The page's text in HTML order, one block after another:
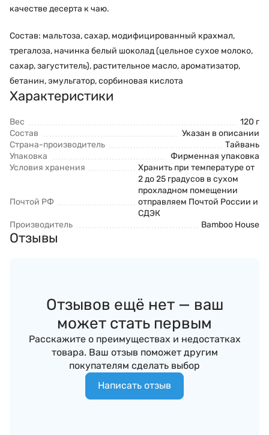
качестве десерта к чаю.
Состав: мальтоза, сахар, модифицированный крахмал,
трегалоза, начинка белый шоколад (цельное сухое молоко,
сахар, загуститель), растительное масло, ароматизатор,
бетанин, эмульгатор, сорбиновая кислота
Характеристики
Вес
120 г
Состав
Указан в описании
Страна-производитель
Тайвань
Упаковка
Фирменная упаковка
Условия хранения
Хранить при температуре от
2 до 25 градусов в сухом
прохладном помещении
Почтой РФ
отправляем Почтой России и
СДЭК
Производитель
Bamboo House
Отзывы
Отзывов ещё нет — ваш
может стать первым
Расскажите о преимуществах и недостатках
товара. Ваш отзыв поможет другим
покупателям сделать выбор
Написать отзыв